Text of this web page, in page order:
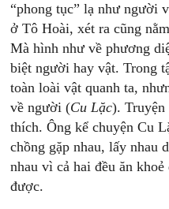
“phong tục” lạ như người
ở Tô Hoài, xét ra cũng
Mà hình như về phương
biệt người hay vật. Trong
toàn loài vật quanh ta,
về người (Cu Lặc).
thích. Ông kể chuyện Cu
chồng gặp nhau, lấy nhau
nhau vì cả hai đều ăn
được.